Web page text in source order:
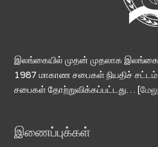
இலங்கையில் முதன் முதலாக இலங்கை
1987 மாகாண சபைகள் நியதிச் சட்டம்
சபைகள் தோற்றுவிக்கப்பட்டது… [
இணைப்புக்கள்